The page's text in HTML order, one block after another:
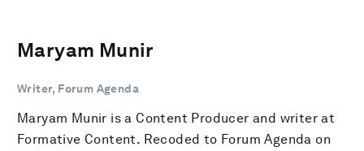
Maryam Munir
Writer, Forum Agenda
Maryam Munir is a Content Producer and writer at
Formative Content. Recoded to Forum Agenda on